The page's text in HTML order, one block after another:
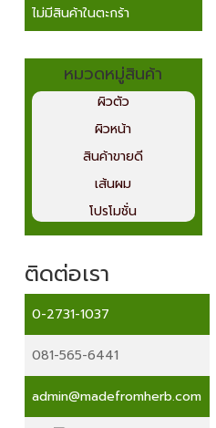
ไม่มีสินค้าในตะกร้า
หมวดหมู่สินค้า
ผิวตัว
ผิวหน้า
สินค้าขายดี
เส้นผม
โปรโมชั่น
ติดต่อเรา
0-2731-1037
081-565-6441
admin@madefromherb.com